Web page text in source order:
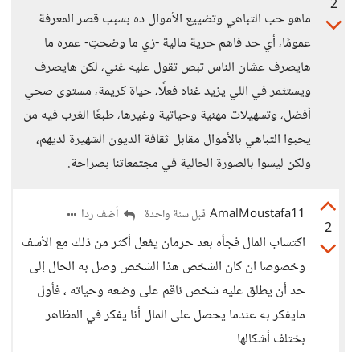
2
ماهو حب التباهي وتضييع الأموال ده بسبب قصر المعرفة
عمومًا، أي حد فاهم حرية مالية -زي ما وضحتِ- عمره ما
هايصرف عشان الناس تبص تقول عليه غني، لكن هايصرف
ويستثمر في اللي يزيد غناه فعلًا، حياة كريمة، مستوى صحي
أفضل، وتسهيلات مهنية وحياتية وغيرها، طبعًا الغرب فيه من
يحبوا التباهي بالأموال مقابل ثقافة الديون الشهيرة لديهم،
ولكن ليسوا بالصورة الحالية في مجتمعاتنا بصراحة.
2
AmalMoustafa11 قبل سنة واحدة أضف ردا
اكتساب المال فجأه بعد حرمان يفعل أكثر من ذلك مع الأسف
وخصوصا ان كان الشخص هذا الشخص وصل به الحال إلى
حد أن يطلق عليه شخص ناقم على وضعه وحياته ، فأول
مايفكر به عندما يحصل على المال أنا يفكر في المظاهر
بختلف أشكالها